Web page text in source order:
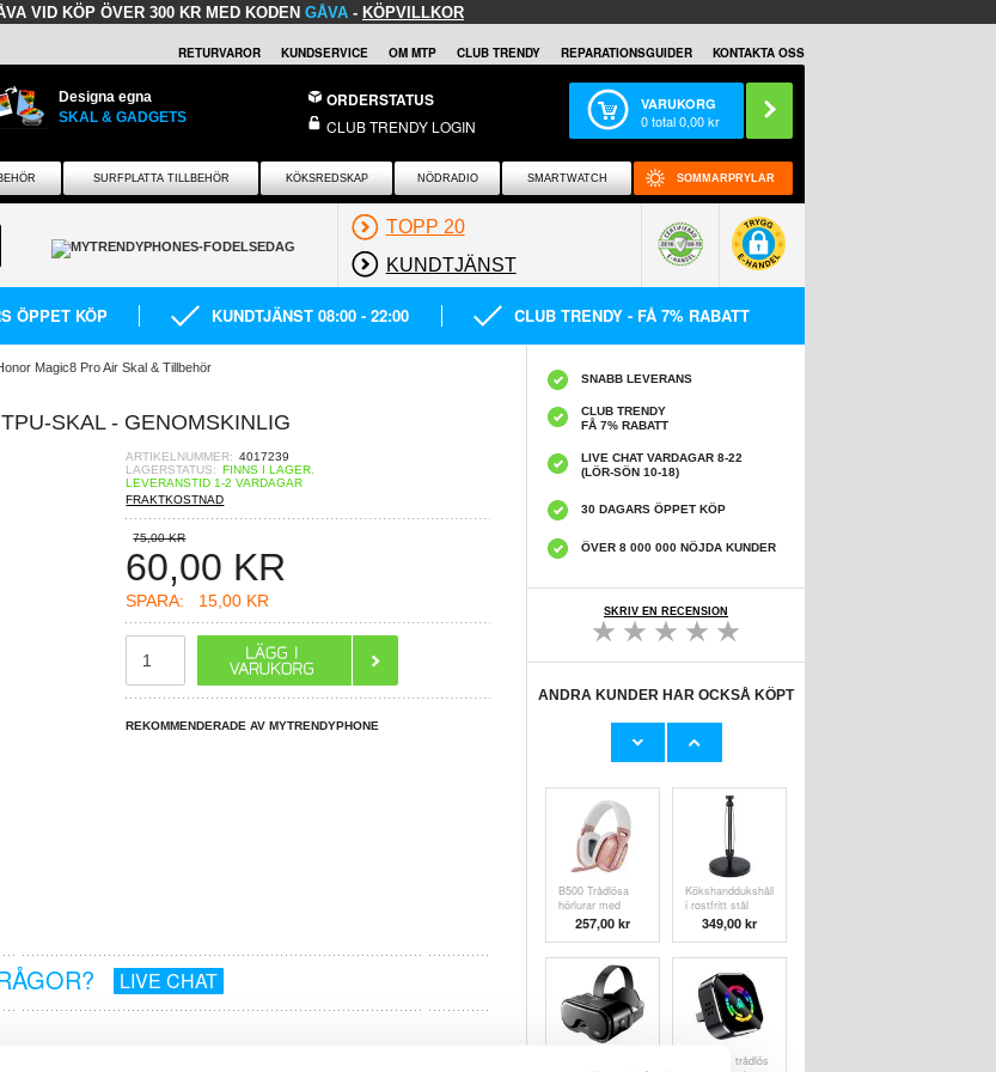
VID KÖP ÖVER 300 KR MED KODEN GÅVA - KÖPVILLKOR
RETURVAROR KUNDSERVICE OM MTP CLUB TRENDY REPARATIONSGUIDER KONTAKTA OSS
Designa egna
SKAL & GADGETS
ORDERSTATUS
CLUB TRENDY LOGIN
VARUKORG
0total0,00kr
SURFPLATTA TILLBEHÖR KÖKSREDSKAP NÖDRADIO SMARTWATCH SOMMARPRYLAR
TOPP 20
KUNDTJÄNST
ÖPPET KÖP KUNDTJÄNST 08:00 - 22:00 CLUB TRENDY - FÅ 7% RABATT
Magic8 Pro Air Skal & Tillbehör
SKAL - GENOMSKINLIG
ARTIKELNUMMER: 4017239
LAGERSTATUS: FINNS I LAGER.
LEVERANSTID 1-2 VARDAGAR
FRAKTKOSTNAD
75,00 KR
60,00 KR
SPARA: 15,00 KR
REKOMMENDERADE AV MYTRENDYPHONE
LIVE CHAT
SNABB LEVERANS
CLUB TRENDY
FÅ 7% RABATT
LIVE CHAT VARDAGAR 8-22
(LÖR-SÖN 10-18)
30 DAGARS ÖPPET KÖP
ÖVER 8 000 000 NÖJDA KUNDER
SKRIV EN RECENSION
ANDRA KUNDER HAR OCKSÅ KÖPT
övervakningskamera
med dubbla linser
detektering -
B500 Trådlösa
RGB-belysning -
Svart
B500 Trådlösa
hörlurar med
RGB-belysning -
Roséguld
257,00 kr
Kökshanddukshållare
i rostfritt stål
med dämpning -
svart
349,00 kr
Q1A 2-i-1 trådlös